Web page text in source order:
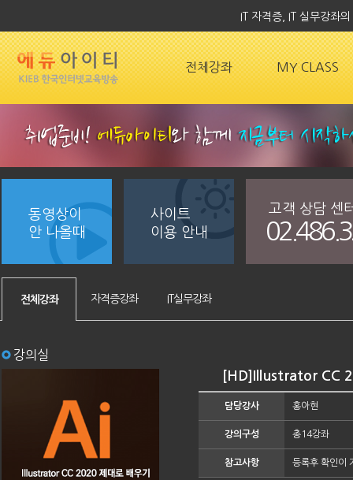
IT 자격증, IT 실무강좌
전체강좌 MY CLASS
동영상이
안 나올때
사이트
이용 안내
고객 상담 센
전체강좌 자격증강좌 IT실무강좌
강의실
[HD]Illustrator CC
담당강사 홍아현
강의구성 총14강좌
참고사항 등록후 확인이